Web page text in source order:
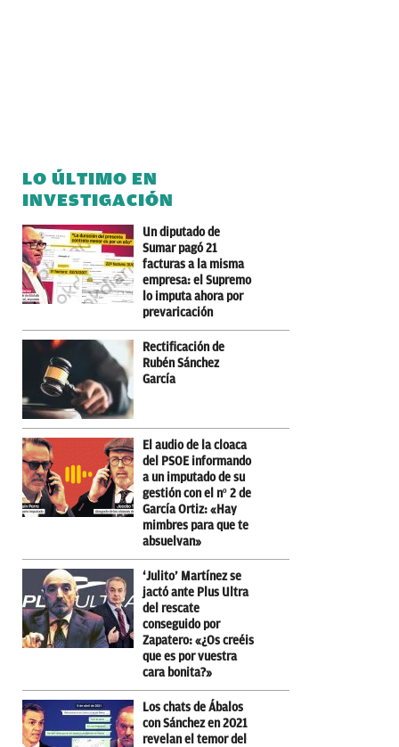
LO ÚLTIMO EN
INVESTIGACIÓN
Un diputado de
Sumar pagó 21
facturas a la misma
empresa: el Supremo
lo imputa ahora por
prevaricación
Rectificación de
Rubén Sánchez
García
El audio de la cloaca
del PSOE informando
a un imputado de su
gestión con el nº 2 de
García Ortiz: «Hay
mimbres para que te
absuelvan»
‘Julito’ Martínez se
jactó ante Plus Ultra
del rescate
conseguido por
Zapatero: «¿Os creéis
que es por vuestra
cara bonita?»
Los chats de Ábalos
con Sánchez en 2021
revelan el temor del